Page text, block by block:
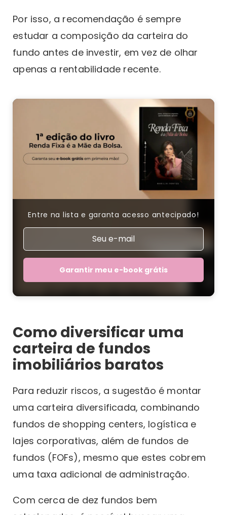
Por isso, a recomendação é sempre
estudar a composição da carteira do
fundo antes de investir, em vez de olhar
apenas a rentabilidade recente.
Entre na lista e garanta acesso antecipado!
Garantir meu e-book grátis
Como diversificar uma
carteira de fundos
imobiliários baratos
Para reduzir riscos, a sugestão é montar
uma carteira diversificada, combinando
fundos de shopping centers, logística e
lajes corporativas, além de fundos de
fundos (FOFs), mesmo que estes cobrem
uma taxa adicional de administração.
Com cerca de dez fundos bem